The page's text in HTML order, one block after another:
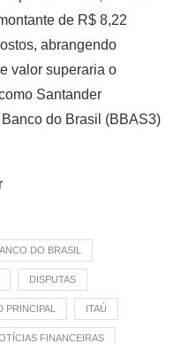
de R$ 8,22
abrangendo
valor superaria o
Santander
do Brasil (BBAS3)
DO BRASIL
DISPUTAS
PRINCIPAL ITAÚ
FINANCEIRAS